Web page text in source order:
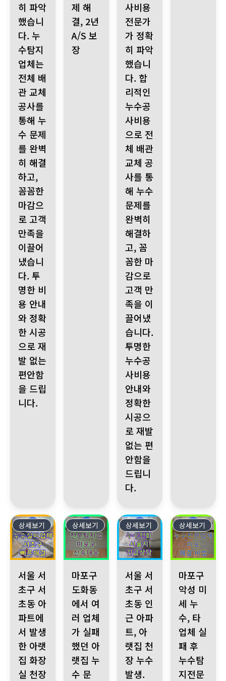
히 파악
했습니
다. 누
수탐지
업체는
전체 배
관 교체
공사를
통해 누
수 문제
를 완벽
히 해결
하고,
꼼꼼한
마감으
로 고객
만족을
이끌어
냈습니
다. 투
명한 비
용 안내
와 정확
한 시공
으로 재
발 없는
편안함
을 드립
니다.
제 해
결, 2년
A/S 보
장
사비용
전문가
가 정확
히 파악
했습니
다. 합
리적인
누수공
사비용
으로 전
체 배관
교체 공
사를 통
해 누수
문제를
완벽히
해결하
고, 꼼
꼼한 마
감으로
고객 만
족을 이
끌어냈
습니다.
투명한
누수공
사비용
안내와
정확한
시공으
로 재발
없는 편
안함을
드립니
다.
7
상세보기
서울 서
초구 서
초동 아
파트에
서 발생
한 아랫
집 화장
실 천장
6
상세보기
마포구
도화동
에서 여
러 업체
가 실패
했던 아
랫집 누
수 문
5
상세보기
서울 서
초구 서
초동 인
근 아파
트, 아
랫집 천
장 누수
발생.
4
상세보기
마포구
악성 미
세 누
수, 타
업체 실
패 후
누수탐
지전문